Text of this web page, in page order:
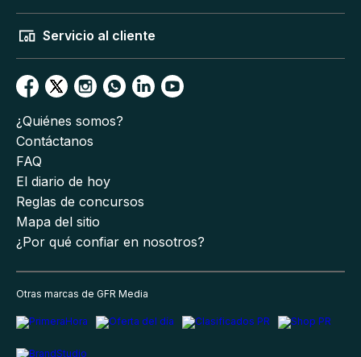
Servicio al cliente
¿Quiénes somos?
Contáctanos
FAQ
El diario de hoy
Reglas de concursos
Mapa del sitio
¿Por qué confiar en nosotros?
Otras marcas de GFR Media